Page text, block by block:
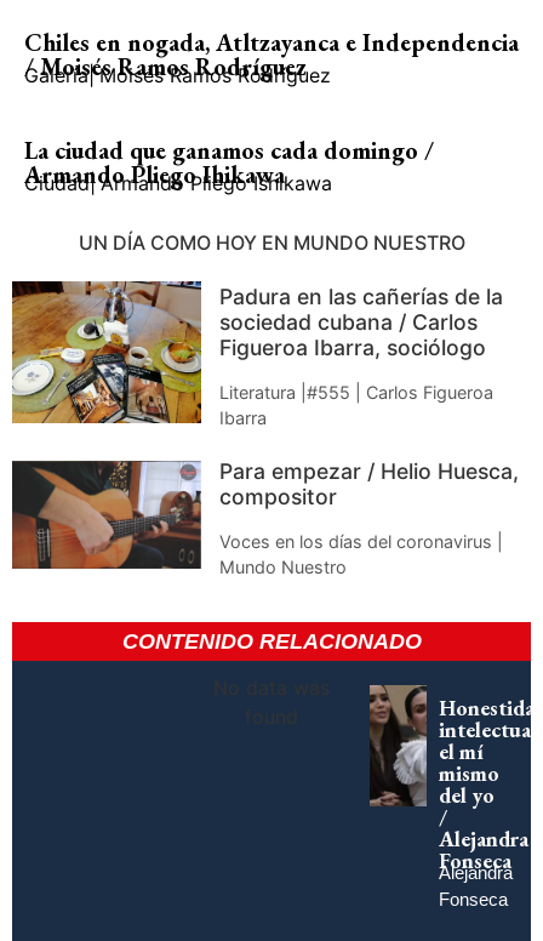
Chiles en nogada, Atltzayanca e Independencia
/ Moisés Ramos Rodríguez
Galería| Moisés Ramos Rodríguez
La ciudad que ganamos cada domingo /
Armando Pliego Ihikawa
Ciudad| Armando Pliego Ishikawa
UN DÍA COMO HOY EN MUNDO NUESTRO
Padura en las cañerías de la
sociedad cubana / Carlos
Figueroa Ibarra, sociólogo
Literatura |#555 | Carlos Figueroa
Ibarra
Para empezar / Helio Huesca,
compositor
Voces en los días del coronavirus |
Mundo Nuestro
CONTENIDO RELACIONADO
No data was
found
intelectual:
el mí
mismo
del yo
/
Alejandra
Fonseca
Alejandra
Fonseca